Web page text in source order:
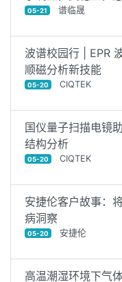
05-21 谱临晟
波谱校园行 | EPR
顺磁分析新技能
05-20 CIQTEK
国仪量子扫描电镜
结构分析
05-20 CIQTEK
安捷伦客户故事：
病洞察
05-20 安捷伦
高温潮湿环境下气